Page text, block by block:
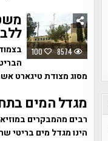
100 8574
מסוג מצודת טיגארט
מגדל המים
רבים מהמבקרים
הינו מגדל מים בריטי